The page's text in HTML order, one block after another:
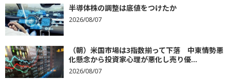
半導体株の調整は底値をつけたか
2026/08/07
（朝）米国市場は3指数揃って下落 中東情勢悪
化懸念から投資家心理が悪化し売り優...
2026/08/07